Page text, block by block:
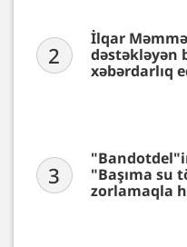
2
İlqar
dəstəkləyən
xəbərdarlıq
3
"Başıma su
zorlamaqla